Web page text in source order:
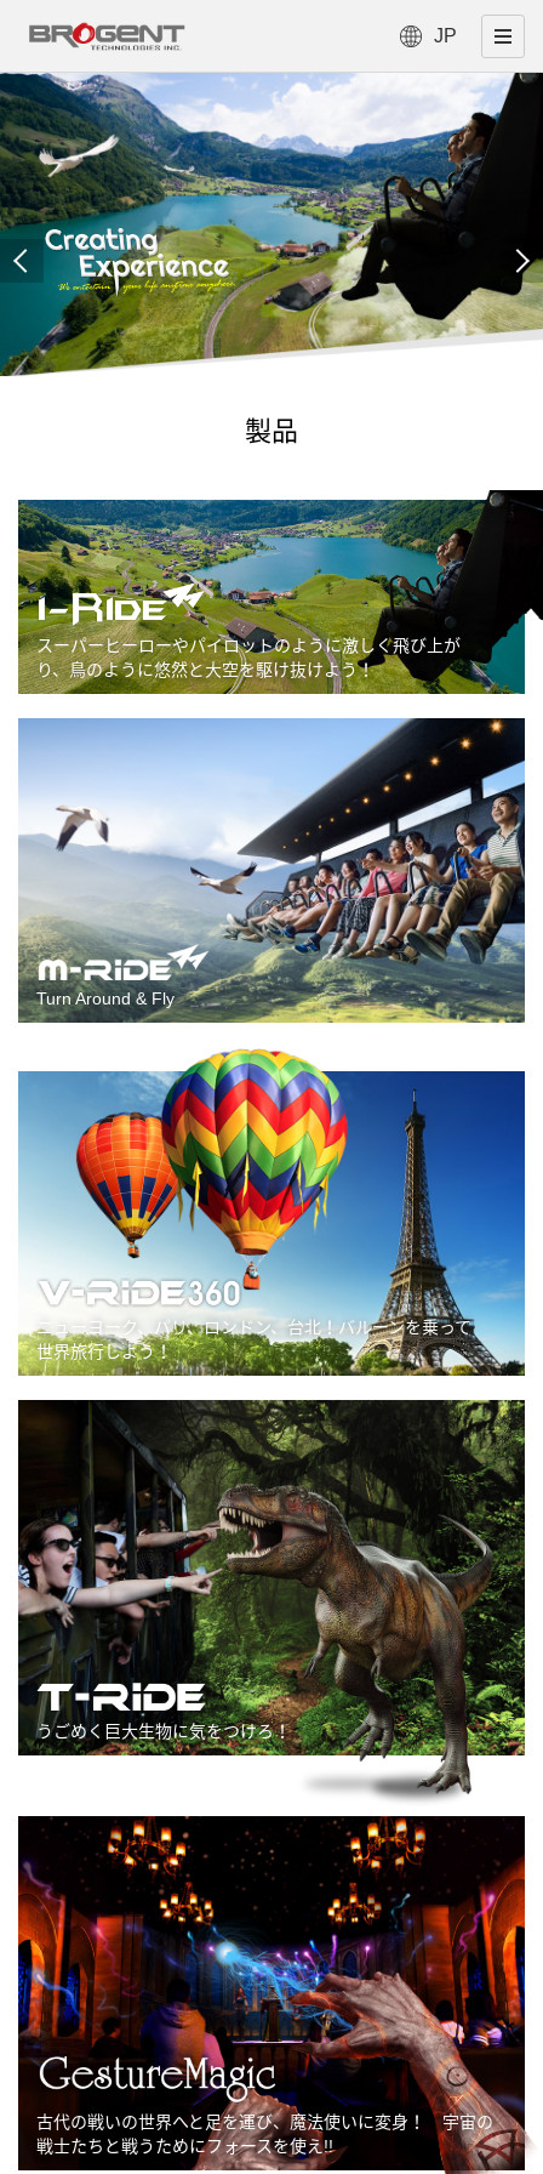
JP
製品
スーパーヒーローやパイロットのように激しく飛び上が
り、鳥のように悠然と大空を駆け抜けよう！
Turn Around & Fly
ニューヨーク、パリ、ロンドン、台北！バルーンを乗って
世界旅行しよう！
うごめく巨大生物に気をつけろ！
古代の戦いの世界へと足を運び、魔法使いに変身！ 宇宙の
戦士たちと戦うためにフォースを使え!!